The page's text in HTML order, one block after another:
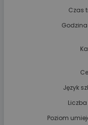
Czas
Język
Poziom